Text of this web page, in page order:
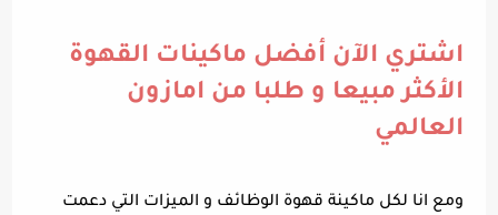
اشتري الآن أفضل ماكينات القهوة
الأكثر مبيعا و طلبا من امازون
العالمي
ومع انا لكل ماكينة قهوة الوظائف و الميزات التي دعمت